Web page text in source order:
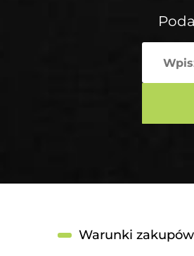
Warunki zakupów